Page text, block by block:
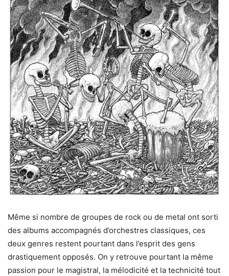
Même si nombre de groupes de rock ou de metal ont sorti
des albums accompagnés d’orchestres classiques, ces
deux genres restent pourtant dans l’esprit des gens
drastiquement opposés. On y retrouve pourtant la même
passion pour le magistral, la mélodicité et la technicité tout